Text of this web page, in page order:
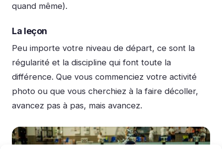
quand même).
La leçon
Peu importe votre niveau de départ, ce sont la
régularité et la discipline qui font toute la
différence. Que vous commenciez votre activité
photo ou que vous cherchiez à la faire décoller,
avancez pas à pas, mais avancez.